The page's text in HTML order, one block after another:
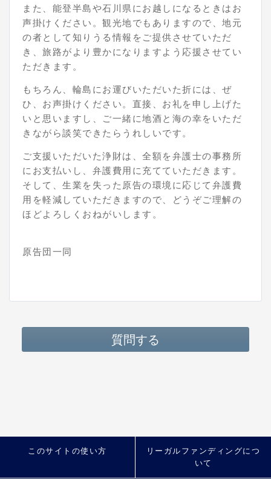
また、能登半島や石川県にお越しになるときはお
声掛けください。観光地でもありますので、地元
の者として知りうる情報をご提供させていただ
き、旅路がより豊かになりますよう応援させてい
ただきます。
もちろん、輪島にお運びいただいた折には、ぜ
ひ、お声掛けください。直接、お礼を申し上げた
いと思いますし、ご一緒に地酒と海の幸をいただ
きながら談笑できたらうれしいです。
ご支援いただいた浄財は、全額を弁護士の事務所
にお支払いし、弁護費用に充てていただきます。
そして、生業を失った原告の環境に応じて弁護費
用を軽減していただきますので、どうぞご理解の
ほどよろしくおねがいします。
原告団一同
質問する
このサイトの使い方
リーガルファンディングにつ
いて